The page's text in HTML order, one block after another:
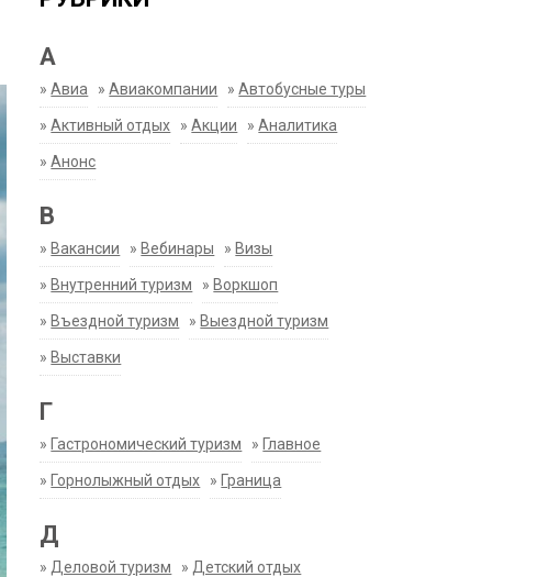
А
»Авиа »Авиакомпании »Автобусные туры
»Активный отдых »Акции »Аналитика
»Анонс
В
» Вакансии » Вебинары » Визы
» Внутренний туризм » Воркшоп
» Въездной туризм » Выездной туризм
» Выставки
Г
» Гастрономический туризм » Главное
» Горнолыжный отдых » Граница
Д
» Деловой туризм » Детский отдых